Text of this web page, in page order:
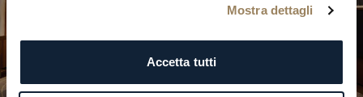
Mostra dettagli
Accetta tutti